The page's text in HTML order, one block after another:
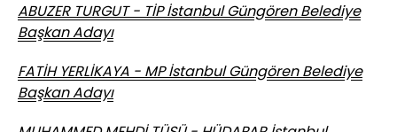
ABUZER TURGUT - TİP İstanbul Güngören Belediye
Başkan Adayı
FATİH YERLİKAYA - MP İstanbul Güngören Belediye
Başkan Adayı